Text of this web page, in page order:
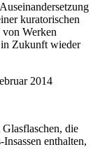
kuratorischen
von Werken
Zukunft wieder
2014
die
enthalten,